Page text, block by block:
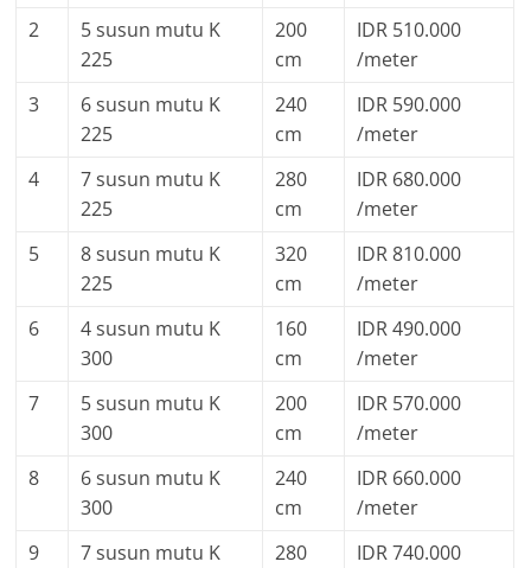
2
5 susun mutu K
225
200
cm
IDR 510.000
/meter
3
6 susun mutu K
225
240
cm
IDR 590.000
/meter
4
7 susun mutu K
225
280
cm
IDR 680.000
/meter
5
8 susun mutu K
225
320
cm
IDR 810.000
/meter
6
4 susun mutu K
300
160
cm
IDR 490.000
/meter
7
5 susun mutu K
300
200
cm
IDR 570.000
/meter
8
6 susun mutu K
300
240
cm
IDR 660.000
/meter
9
7 susun mutu K
280
IDR 740.000